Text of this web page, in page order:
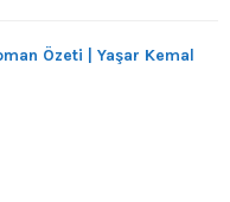
Özeti | Yaşar Kemal